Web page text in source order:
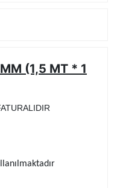
(1,5 MT * 1